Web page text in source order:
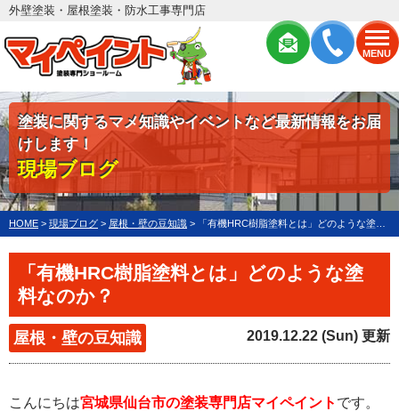
MENU
外壁塗装・屋根塗装・防水工事専門店
塗装に関するマメ知識やイベントなど最新情報をお届
けします！
現場ブログ
HOME > 現場ブログ > 屋根・壁の豆知識 > 「有機HRC樹脂塗料とは」どのような塗料なのか？
「有機HRC樹脂塗料とは」どのような塗
料なのか？
屋根・壁の豆知識 2019.12.22 (Sun) 更新
こんにちは宮城県仙台市の塗装専門店マイペイント です。